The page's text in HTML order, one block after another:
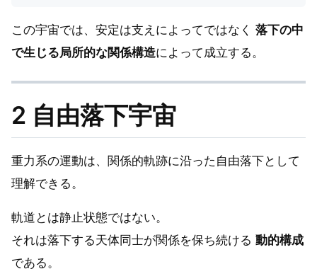
この宇宙では、安定は支えによってではなく 落下の中
で生じる局所的な関係構造によって成立する。
2 自由落下宇宙
重力系の運動は、関係的軌跡に沿った自由落下として
理解できる。
軌道とは静止状態ではない。
それは落下する天体同士が関係を保ち続ける 動的構成
である。